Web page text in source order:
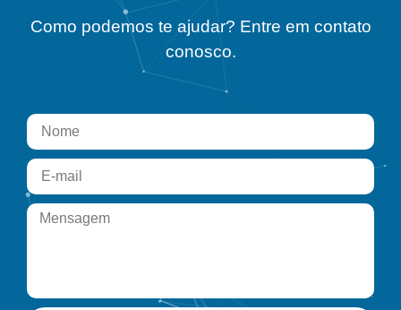
Como podemos te ajudar? Entre em contato
conosco.